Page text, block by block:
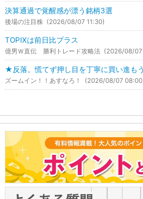
決算通過で覚醒感が漂う銘柄3選
後場の注目株 (2026/08/07 11:30)
TOPIXは前日比プラス
億男Ｗ直伝 勝利トレード攻略法 (2026/08/07
★反落。慌てず押し目を丁寧に買い進も
ズームイン！！あすなろ！ (2026/08/07